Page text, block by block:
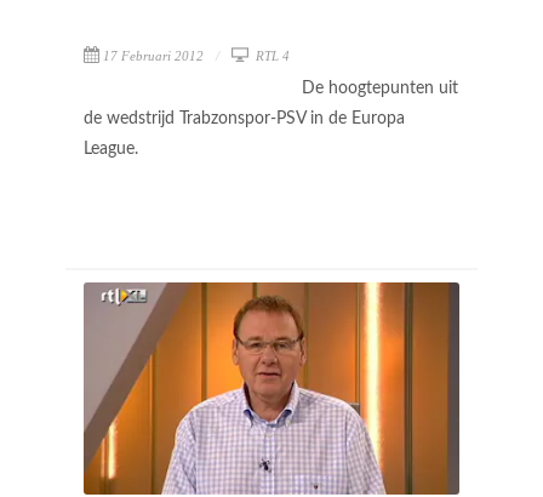
17 Februari 2012 RTL 4
De hoogtepunten uit
de wedstrijd Trabzonspor-PSV in de Europa
League.